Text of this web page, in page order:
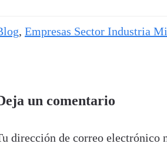
, Empresas Sector Industria
un comentario
dirección de correo electrónico